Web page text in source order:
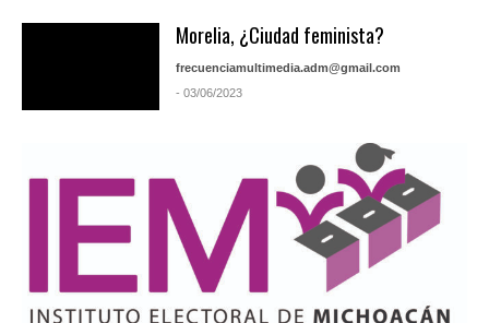
Morelia, ¿Ciudad feminista?
frecuenciamultimedia.adm@gmail.com
- 03/06/2023